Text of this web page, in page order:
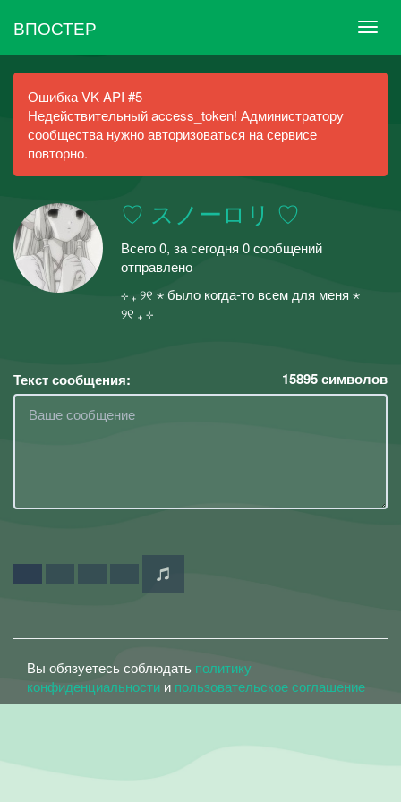
ВПОСТЕР
Ошибка VK API #5
Недействительный access_token! Администратору
сообщества нужно авторизоваться на сервисе
повторно.
♡ スノーロリ ♡
Всего 0, за сегодня 0 сообщений
отправлено
⊹ ₊ ୨୧ ⋆ было когда-то всем для меня ⋆
୨୧ ₊ ⊹
Текст сообщения: 15895символов
Вы обязуетесь соблюдать политику
конфиденциальности и пользовательское соглашение